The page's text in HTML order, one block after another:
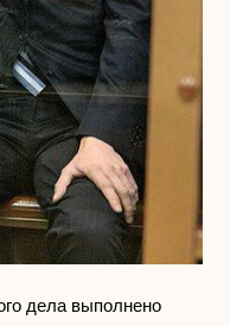
дела выполнено